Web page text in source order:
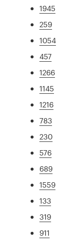
1945
259
1054
457
1266
1145
1216
783
230
576
689
1559
133
319
911